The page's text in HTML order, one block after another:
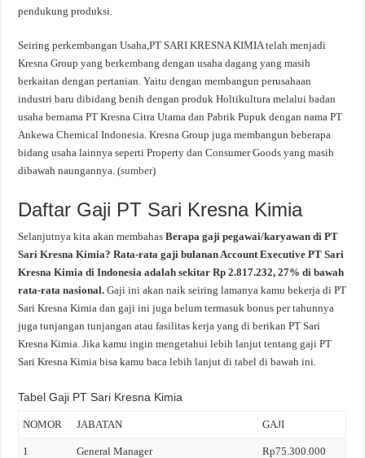
pendukung produksi.
Seiring perkembangan Usaha,PT SARI KRESNA KIMIA telah menjadi
Kresna Group yang berkembang dengan usaha dagang yang masih
berkaitan dengan pertanian. Yaitu dengan membangun perusahaan
industri baru dibidang benih dengan produk Holtikultura melalui badan
usaha bernama PT Kresna Citra Utama dan Pabrik Pupuk dengan nama PT
Ankewa Chemical Indonesia. Kresna Group juga membangun beberapa
bidang usaha lainnya seperti Property dan Consumer Goods yang masih
dibawah naungannya. (sumber)
Daftar Gaji PT Sari Kresna Kimia
Selanjutnya kita akan membahasBerapa gaji pegawai/karyawan di PT
Sari Kresna Kimia? Rata-rata gaji bulanan Account Executive PT Sari
Kresna Kimia di Indonesia adalah sekitar Rp 2.817.232, 27% di bawah
rata-rata nasional.Gaji ini akan naik seiring lamanya kamu bekerja di PT
Sari Kresna Kimia dan gaji ini juga belum termasuk bonus per tahunnya
juga tunjangan tunjangan atau fasilitas kerja yang di berikan PT Sari
Kresna Kimia. Jika kamu ingin mengetahui lebih lanjut tentang gaji PT
Sari Kresna Kimia bisa kamu baca lebih lanjut di tabel di bawah ini.
Tabel Gaji PT Sari Kresna Kimia
NOMOR JABATAN GAJI
1 General Manager Rp75.300.000